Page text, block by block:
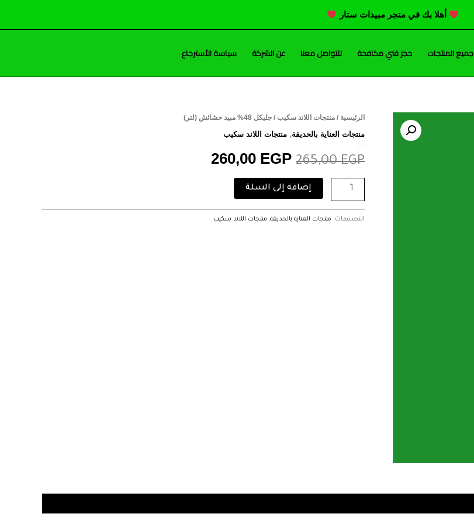
أهلا بك في متجر مبيدات ستار
جميع المنتجات حجز فني مكافحة للتواصل معنا عن الشركة سياسة الأسترجاع
الرئيسية / منتجات اللاند سكيب / جليكل 48% مبيد حشائش (لتر)
منتجات العناية بالحديقة, منتجات اللاند سكيب
265,00EGP
السعر
265,00 EGP.
260,00 EGP
السعر
كمية
جليكل
مبيد
حشائش
(لتر)
إضافة إلى السلة
التصنيفات: منتجات العناية بالحديقة, منتجات اللاند سكيب